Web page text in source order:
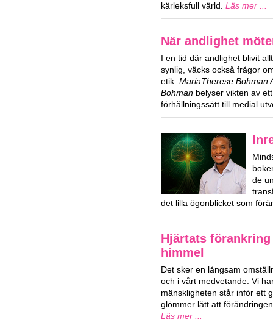
kärleksfull värld. Läs mer ...
När andlighet
I en tid där andlighet blivit
synlig, väcks också frågor
etik. MariaTherese Bohman
Bohman belyser vikten av
förhållningssätt till medial
de
det lilla ögonblicket som
Hjärtats
himmel
Det sker en långsam
och i vårt medvetande. Vi
mänskligheten står inför ett
glömmer lätt att
Läs mer ...